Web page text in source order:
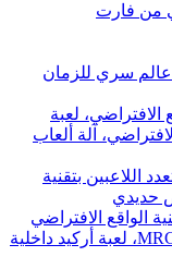
من فارت
عالم سري للزمان
الافتراضي، لعبة
آلة ألعاب
اللاعبين بتقنية
حديدي
الواقع الافتراضي
MRCS VR Arena Team Battle، لعبة أركيد داخلية